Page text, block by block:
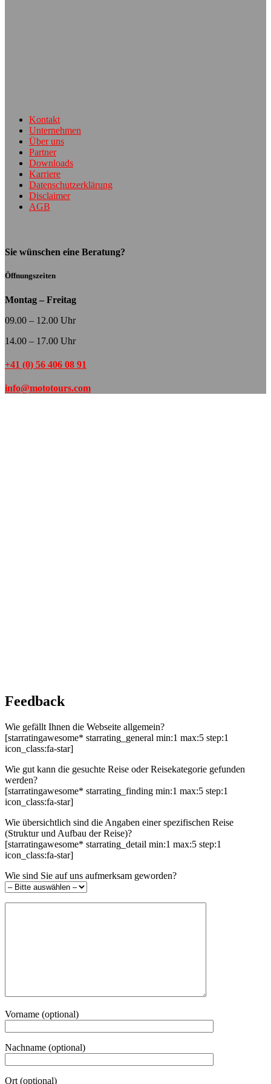
Kontakt
Unternehmen
Über uns
Partner
Downloads
Karriere
Datenschutzerklärung
Disclaimer
AGB
Sie wünschen eine Beratung?
Öffnungszeiten
Montag – Freitag
09.00 – 12.00 Uhr
14.00 – 17.00 Uhr
+41 (0) 56 406 08 91
info@mototours.com
Feedback
Wie gefällt Ihnen die Webseite allgemein?
[starratingawesome* starrating_general min:1 max:5 step:1
icon_class:fa-star]
Wie gut kann die gesuchte Reise oder Reisekategorie gefunden
werden?
[starratingawesome* starrating_finding min:1 max:5 step:1
icon_class:fa-star]
Wie übersichtlich sind die Angaben einer spezifischen Reise
(Struktur und Aufbau der Reise)?
[starratingawesome* starrating_detail min:1 max:5 step:1
icon_class:fa-star]
Wie sind Sie auf uns aufmerksam geworden?
Vorname (optional)
Nachname (optional)
Ort (optional)